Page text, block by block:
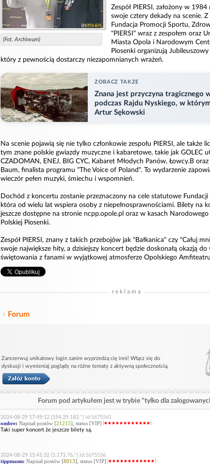
(Fot. Archiwum)
Zespół PIERSI, założony w
swoje cztery dekady na scenie. Z
Fundacja Promocji Sportu,
"PIERSI" wraz z zespołem oraz
Miasta Opola i Narodowym
Piosenki organizują
który z pewnością dostarczy niezapomnianych wrażeń.
ZOBACZ TAKZE
Znana jest przyczyna tragicznego
podczas Rajdu Nyskiego, w
Artur Sękowski
Na scenie pojawią się nie tylko członkowie zespołu PIERSI, ale także
tym znane polskie gwiazdy muzyczne i kabaretowe, takie jak GOLEC
CZADOMAN, ENEJ, BIG CYC, Kabaret Młodych Panów, Łowcy.B oraz
Baum, finalista programu "The Voice of Poland". To wydarzenie
wieczór pełen muzyki, śmiechu i wspomnień.
Dochód z koncertu zostanie przeznaczony na cele statutowe Fundacji
która od wielu lat wspiera osoby z niepełnosprawnościami. Bilety na
jeszcze dostępne na stronie ncpp.opole.pl oraz w kasach
Polskiej Piosenki.
Zespół PIERSI, znany z takich przebojów jak "Bałkanica" czy "Całuj
swoje największe hity, a dzisiejszy koncert będzie doskonałą okazją do
świętowania z fanami w wyjątkowej atmosferze Opolskiego
reklama
Forum
Zarezerwuj unikatowy login zanim wyprzedzą cię inni! Włącz się do
dyskusji i wymieniaj poglądy na różne tematy z aktywną społecznością.
Forum pod artykułem jest w trybie "tylko dla
2024-08-29 17:49:12 [194.29.183.*] id:1675541
ombre: Napisał postów [21215], status [VIP]
Taki super koncert że jeszcze bilety są.
2024-08-29 15:41:32 [5.173.76.*] id:1675536
tippmann: Napisał postów [8013], status [VIP]